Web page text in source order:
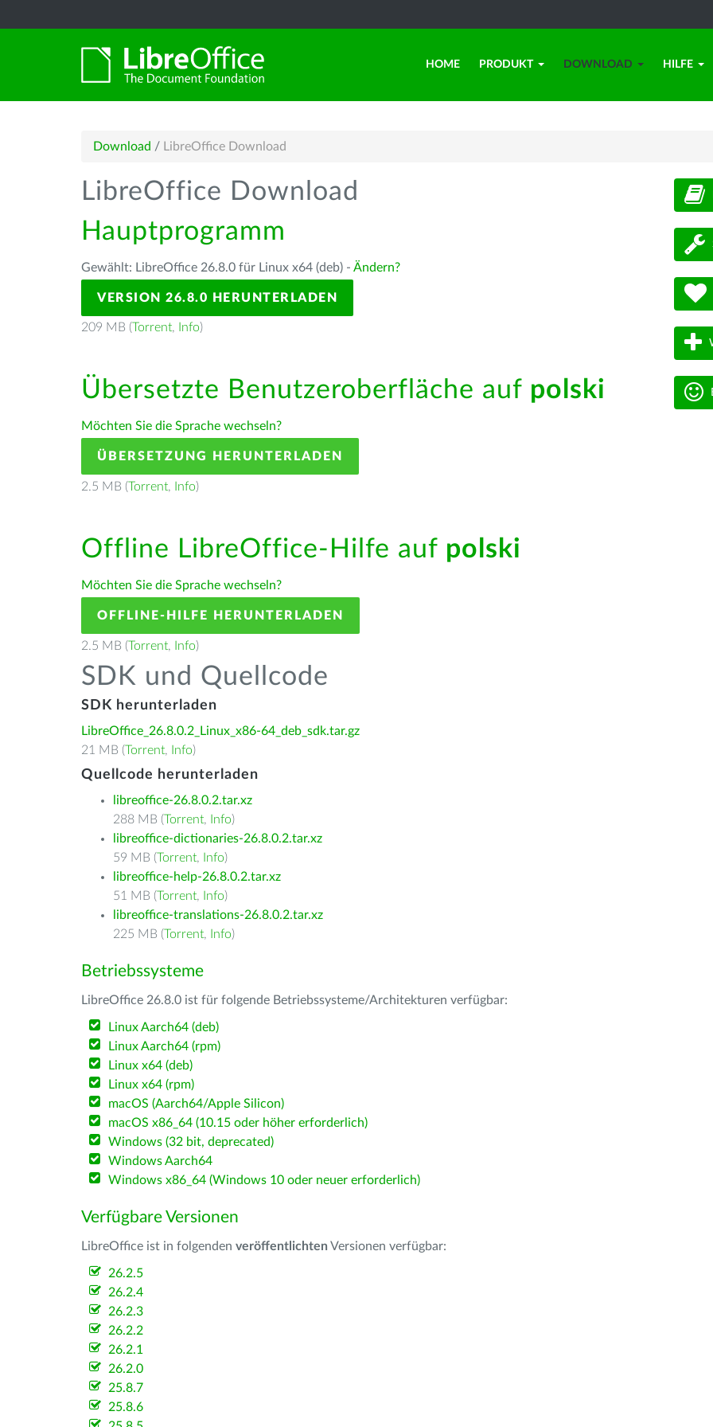
HOME PRODUKT DOWNLOAD HILFE
Download / LibreOffice Download
LibreOffice Download
Hauptprogramm
Gewählt: LibreOffice 26.8.0 für Linux x64 (deb) - Ändern?
VERSION 26.8.0 HERUNTERLADEN
209 MB (Torrent, Info)
Übersetzte Benutzeroberfläche auf polski
Möchten Sie die Sprache wechseln?
ÜBERSETZUNG HERUNTERLADEN
2.5 MB (Torrent, Info)
Offline LibreOffice-Hilfe auf polski
Möchten Sie die Sprache wechseln?
OFFLINE-HILFE HERUNTERLADEN
2.5 MB (Torrent, Info)
SDK und Quellcode
SDK herunterladen
LibreOffice_26.8.0.2_Linux_x86-64_deb_sdk.tar.gz
21 MB (Torrent, Info)
Quellcode herunterladen
libreoffice-26.8.0.2.tar.xz
288 MB (Torrent, Info)
libreoffice-dictionaries-26.8.0.2.tar.xz
59 MB (Torrent, Info)
libreoffice-help-26.8.0.2.tar.xz
51 MB (Torrent, Info)
libreoffice-translations-26.8.0.2.tar.xz
225 MB (Torrent, Info)
Betriebssysteme
LibreOffice 26.8.0 ist für folgende Betriebssysteme/Architekturen verfügbar:
Linux Aarch64 (deb)
Linux Aarch64 (rpm)
Linux x64 (deb)
Linux x64 (rpm)
macOS (Aarch64/Apple Silicon)
macOS x86_64 (10.15 oder höher erforderlich)
Windows (32 bit, deprecated)
Windows Aarch64
Windows x86_64 (Windows 10 oder neuer erforderlich)
Verfügbare Versionen
LibreOffice ist in folgenden veröffentlichten Versionen verfügbar:
26.2.5
26.2.4
26.2.3
26.2.2
26.2.1
26.2.0
25.8.7
25.8.6